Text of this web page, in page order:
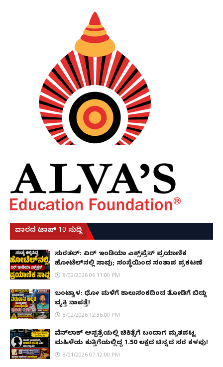
ವಾರದ ಟಾಪ್ 10 ಸುದ್ದಿ
ಸುರತ್ಕಲ್: ಏರ್ ಇಂಡಿಯಾ ಎಕ್ಸ್‌ಪ್ರೆಸ್ ಪ್ರಯಾಣಿಕ
ಹೋಟೆಲ್‌ನಲ್ಲಿ ಸಾವು; ಸಂಸ್ಥೆಯಿಂದ ಸಂತಾಪ ಪ್ರಕಟಣೆ
8/02/2026 06:11:00 PM
ಬಂಟ್ವಾಳ: ಧೋ ಮಳೆಗೆ ಕಾಲುಸಂಕದಿಂದ ತೋಡಿಗೆ ಬಿದ್ದು
ವ್ಯಕ್ತಿ ನಾಪತ್ತೆ!
8/02/2026 12:36:00 PM
ವೆನ್‌ಲಾಕ್ ಆಸ್ಪತ್ರೆಯಲ್ಲಿ ಚಿಕಿತ್ಸೆಗೆ ಬಂದಾಗ ಮೃತಪಟ್ಟ
ಮಹಿಳೆಯ ಕುತ್ತಿಗೆಯಲ್ಲಿದ್ದ ₹1.50 ಲಕ್ಷದ ಚಿನ್ನದ ಸರ ಕಳವು!
8/01/2026 07:12:00 PM